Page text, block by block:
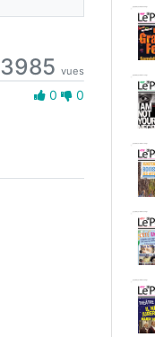
3985 vues
0 0